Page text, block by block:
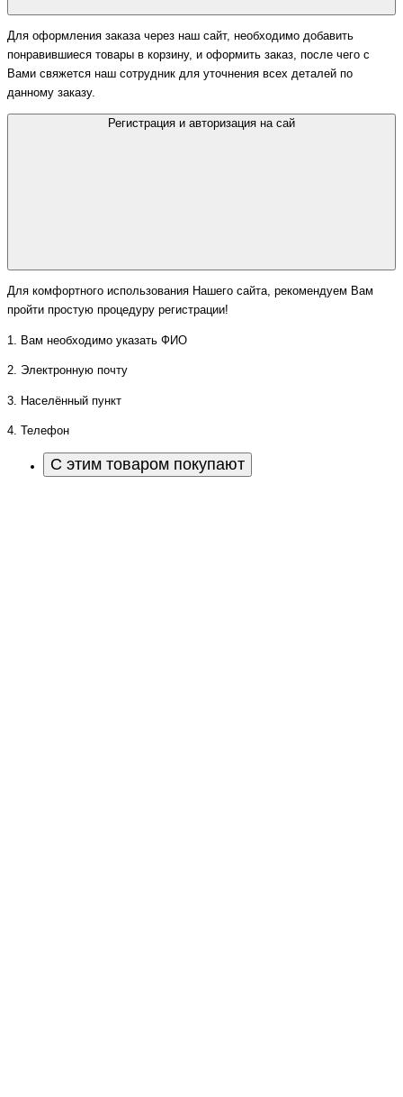
Для оформления заказа через наш сайт, необходимо добавить
понравившиеся товары в корзину, и оформить заказ, после чего с
Вами свяжется наш сотрудник для уточнения всех деталей по
данному заказу.
Регистрация и авторизация на сай
Для комфортного использования Нашего сайта, рекомендуем Вам
пройти простую процедуру регистрации!
1. Вам необходимо указать ФИО
2. Электронную почту
3. Населённый пункт
4. Телефон
С этим товаром покупают